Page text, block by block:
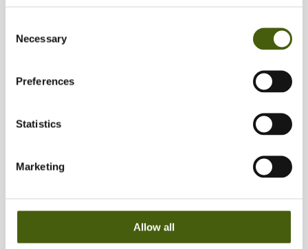
Selection
Necessary
Preferences
Statistics
Marketing
Allow all